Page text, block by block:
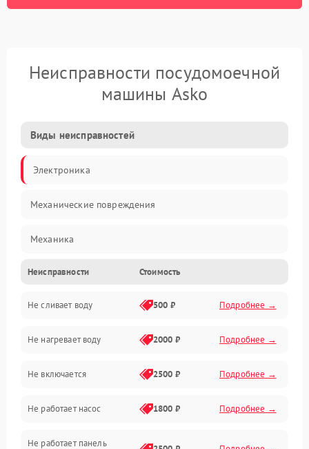
Неисправности посудомоечной
машины Asko
Виды неисправностей
Электроника
Механические повреждения
Механика
Управление
Электропитание
Датчики
Нагрев
Вода
Гигиена
Неисправности Стоимость
Не сливает воду 500 ₽ Подробнее →
Не нагревает воду 2000 ₽ Подробнее →
Не включается 2500 ₽ Подробнее →
Не работает насос 1800 ₽ Подробнее →
Не работает панель